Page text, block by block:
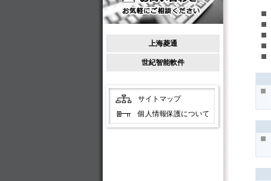
上海菱通
世紀智能軟件
サイトマップ
個人情報保護について